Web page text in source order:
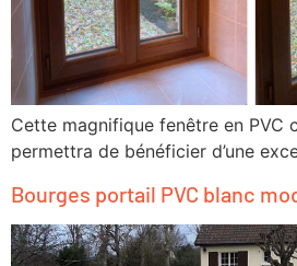
Cette magnifique fenêtre en PVC
permettra de bénéficier d’une
Bourges portail PVC blanc